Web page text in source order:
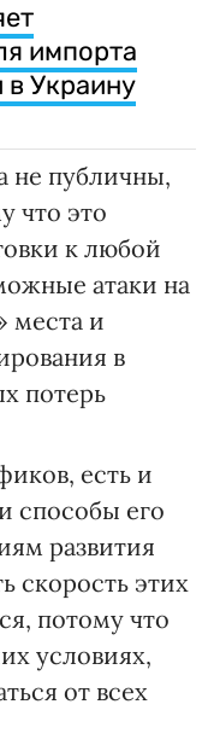
импорта
в Украину
не публичны,
что это
к любой
атаки на
места и
в
потерь
есть и
способы его
развития
скорость этих
потому что
условиях,
от всех